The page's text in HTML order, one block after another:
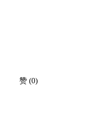
赞 (0)